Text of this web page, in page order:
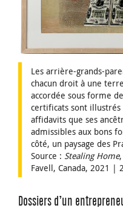
Les arrière-grands-
chacun droit à une
accordée sous forme
certificats sont
affidavits que ses
admissibles aux bons
côté, un paysage des
Source : Stealing Home
Favell, Canada, 2021 |
Dossiers d’un